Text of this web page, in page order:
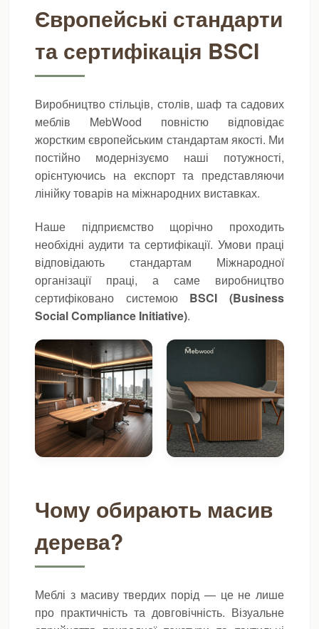
Європейські стандарти
та сертифікація BSCI
Виробництво стільців, столів, шаф та садових
меблів MebWood повністю відповідає
жорстким європейським стандартам якості. Ми
постійно модернізуємо наші потужності,
орієнтуючись на експорт та представляючи
лінійку товарів на міжнародних виставках.
Наше підприємство щорічно проходить
необхідні аудити та сертифікації. Умови праці
відповідають стандартам Міжнародної
організації праці, а саме виробництво
сертифіковано системою BSCI (Business
Social Compliance Initiative).
Чому обирають масив
дерева?
Меблі з масиву твердих порід — це не лише
про практичність та довговічність. Візуальне